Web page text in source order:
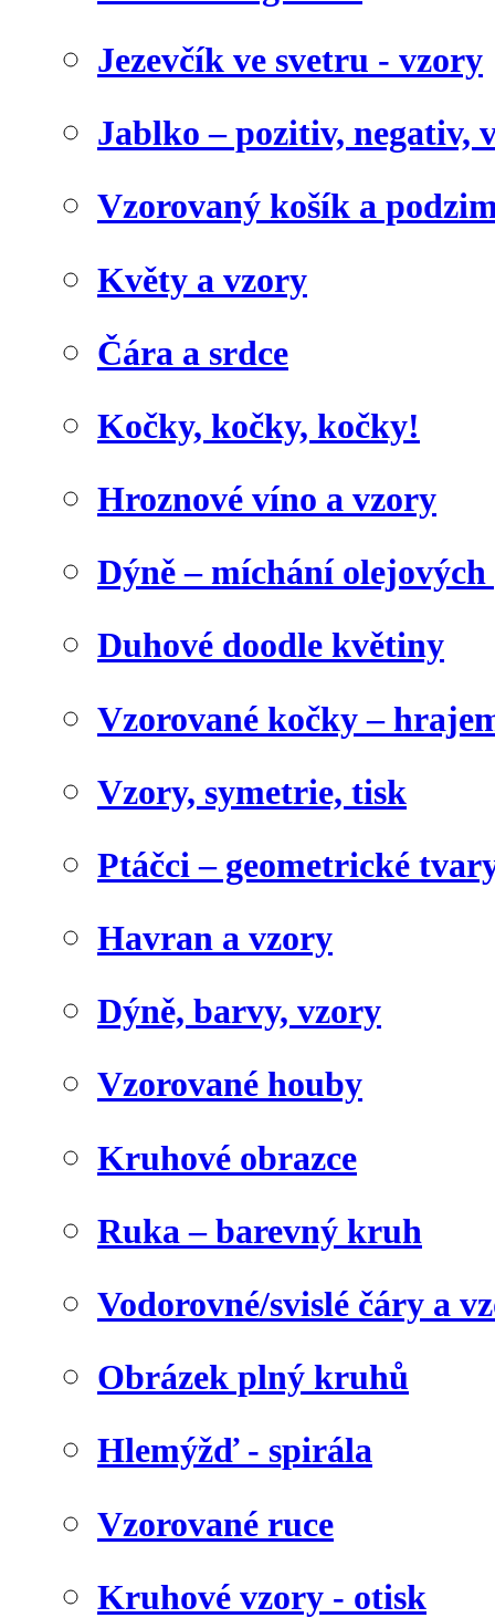
Jezevčík ve svetru - vzory
Jablko – pozitiv, negativ,
Vzorovaný košík a
Květy a vzory
Čára a srdce
Kočky, kočky, kočky!
Hroznové víno a vzory
Dýně – míchání olejových
Duhové doodle květiny
Vzorované kočky –
Vzory, symetrie, tisk
Ptáčci – geometrické
Havran a vzory
Dýně, barvy, vzory
Vzorované houby
Kruhové obrazce
Ruka – barevný kruh
Vodorovné/svislé čáry a
Obrázek plný kruhů
Hlemýžď - spirála
Vzorované ruce
Kruhové vzory - otisk